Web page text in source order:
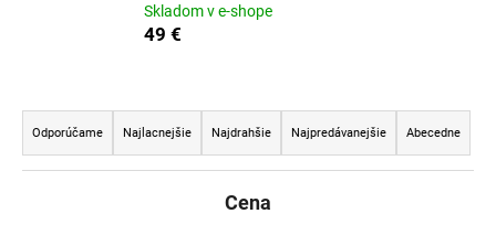
Skladom v e-shope
49 €
R
a
d
Odporúčame Najlacnejšie Najdrahšie Najpredávanejšie Abecedne
Cena
?